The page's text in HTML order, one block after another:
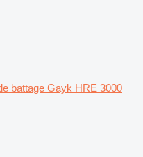
battage Gayk HRE 3000